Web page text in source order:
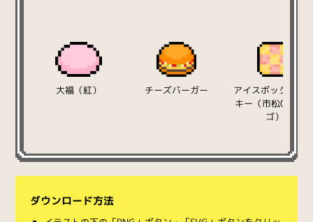
大福（紅） チーズバーガー
アイスボックスク
キー（市松03/イ
ゴ）
ダウンロード方法